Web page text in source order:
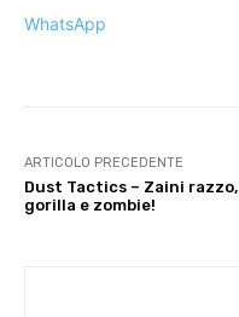
WhatsApp
ARTICOLO PRECEDENTE
Dust Tactics – Zaini razzo,
gorilla e zombie!